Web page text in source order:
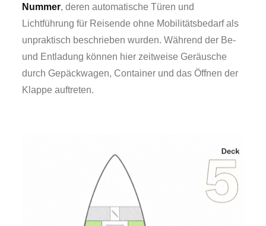
Nummer, deren automatische Türen und
Lichtführung für Reisende ohne Mobilitätsbedarf als
unpraktisch beschrieben wurden. Während der Be-
und Entladung können hier zeitweise Geräusche
durch Gepäckwagen, Container und das Öffnen der
Klappe auftreten.